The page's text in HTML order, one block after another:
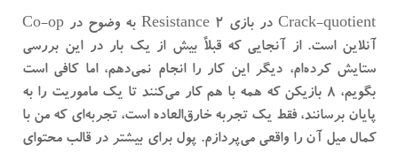
Crack-quotient در بازی Resistance 2 به وضوح در Co-op
آنلاین است. از آنجایی که قبلاً بیش از یک بار در این بررسی
ستایش کرده‌ام، دیگر این کار را انجام نمی‌دهم، اما کافی است
بگویم، 8 بازیکن که همه با هم کار می‌کنند تا یک ماموریت را به
پایان برسانند، فقط یک تجربه خارق‌العاده است، تجربه‌ای که من با
کمال میل آن را واقعی می‌پردازم. پول برای بیشتر در قالب محتوای